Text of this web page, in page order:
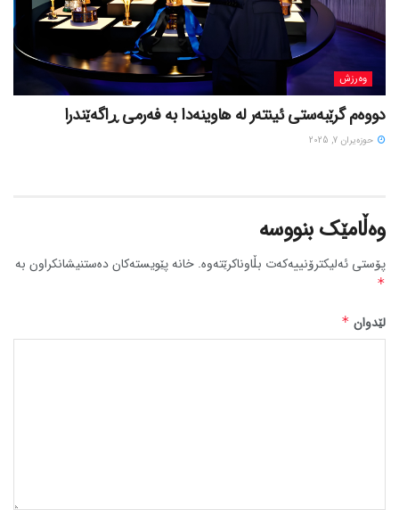
وەرزش
دووەم گرێبەستی ئینتەر لە هاوینەدا بە فەرمی ڕاگەێندرا
حوزه‌یران 7, 2025
وەڵامێک بنووسە
پۆستی ئەلیکترۆنییەکەت بڵاوناکرێتەوە. خانە پێویستەکان دەستنیشانکراون بە
*
لێدوان *